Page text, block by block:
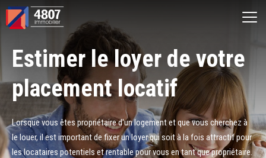
Vente
Location
Syndic
Ouvrir le menu
Estimer le loyer de votre
placement locatif
Lorsque vous êtes propriétaire d'un logement et que vous cherchez à
le louer, il est important de fixer un loyer qui soit à la fois attractif pour
les locataires potentiels et rentable pour vous en tant que propriétaire.